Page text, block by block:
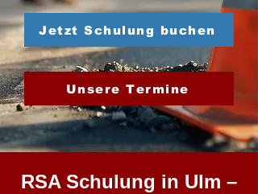
Jetzt Schulung buchen
Unsere Termine
RSA Schulung in Ulm –